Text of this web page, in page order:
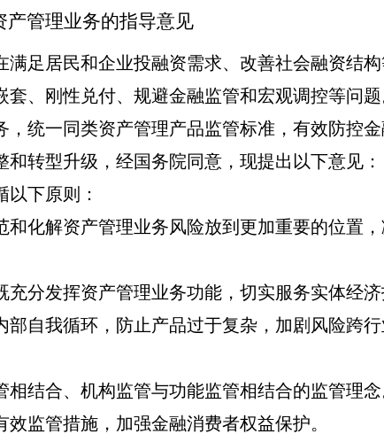
产管理业务的指导意见
足居民和企业投融资需求、改善社会融资结
、刚性兑付、规避金融监管和宏观调控等问
统一同类资产管理产品监管标准，有效防控
转型升级，经国务院同意，现提出以下意见：
下原则：
和化解资产管理业务风险放到更加重要的位置
充分发挥资产管理业务功能，切实服务实体经
自我循环，防止产品过于复杂，加剧风险跨
相结合、机构监管与功能监管相结合的监管理
监管措施，加强金融消费者权益保护。